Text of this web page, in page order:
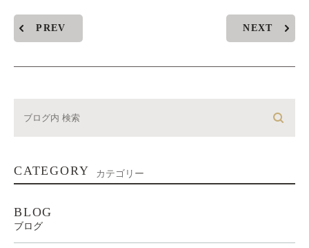
PREV NEXT
CATEGORY カテゴリー
BLOG
ブログ